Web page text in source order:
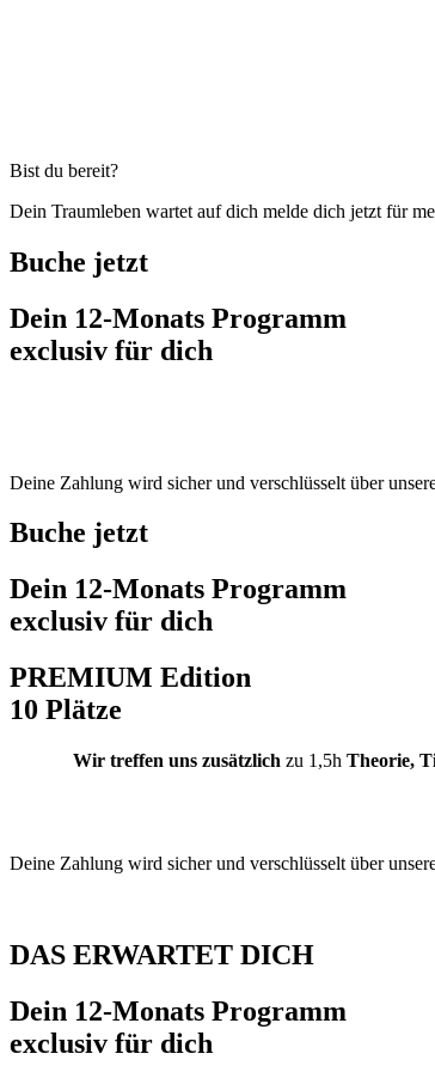
Bist du bereit?
Dein Traumleben wartet auf dich melde dich jetzt für
Buche jetzt
Dein 12-Monats Programm
exclusiv für dich
Deine Zahlung wird sicher und verschlüsselt über
Buche jetzt
Dein 12-Monats Programm
exclusiv für dich
PREMIUM Edition
10 Plätze
Wir treffen uns zusätzlich zu 1,5h Theorie,
Deine Zahlung wird sicher und verschlüsselt über
DAS ERWARTET DICH
Dein 12-Monats Programm
exclusiv für dich